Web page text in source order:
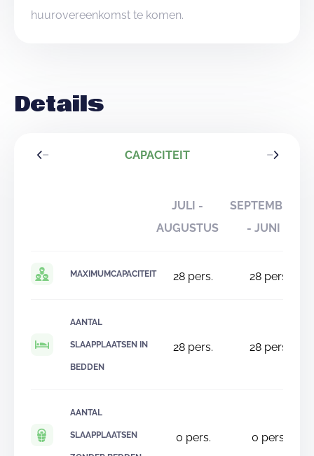
huurovereenkomst te komen.
Details
CAPACITEIT
JULI -
AUGUSTUS
SEPTEMBER
- JUNI
MAXIMUMCAPACITEIT 28 pers. 28pers.
AANTAL
SLAAPPLAATSEN IN
BEDDEN
28 pers. 28pers.
AANTAL
SLAAPPLAATSEN 0 pers. 0 pers.